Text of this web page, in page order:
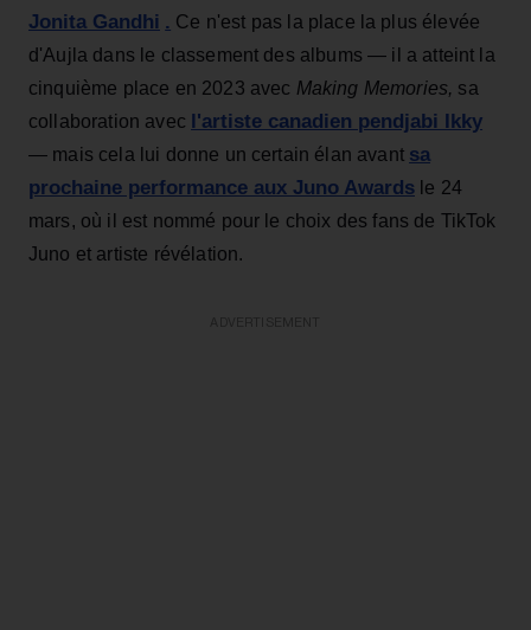
Jonita Gandhi . Ce n'est pas la place la plus élevée
d'Aujla dans le classement des albums — il a atteint la
cinquième place en 2023 avec Making Memories, sa
collaboration avec l'artiste canadien pendjabi Ikky
— mais cela lui donne un certain élan avant sa
prochaine performance aux Juno Awards le 24
mars, où il est nommé pour le choix des fans de TikTok
Juno et artiste révélation.